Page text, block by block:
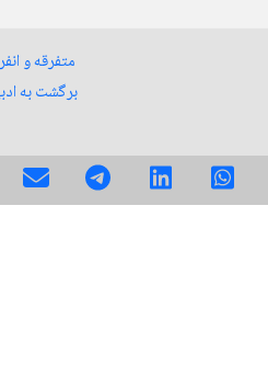
متفرقه و
برگشت به